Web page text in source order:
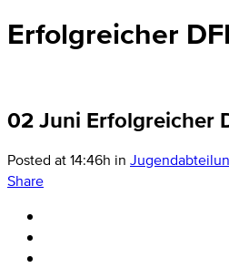
Erfolgreicher
02 Juni Erfolgreicher
Posted at 14:46h in
Share